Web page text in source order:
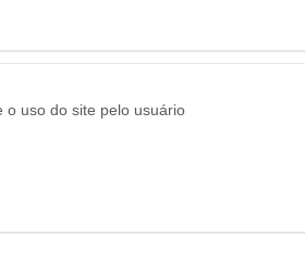
o uso do site pelo usuário